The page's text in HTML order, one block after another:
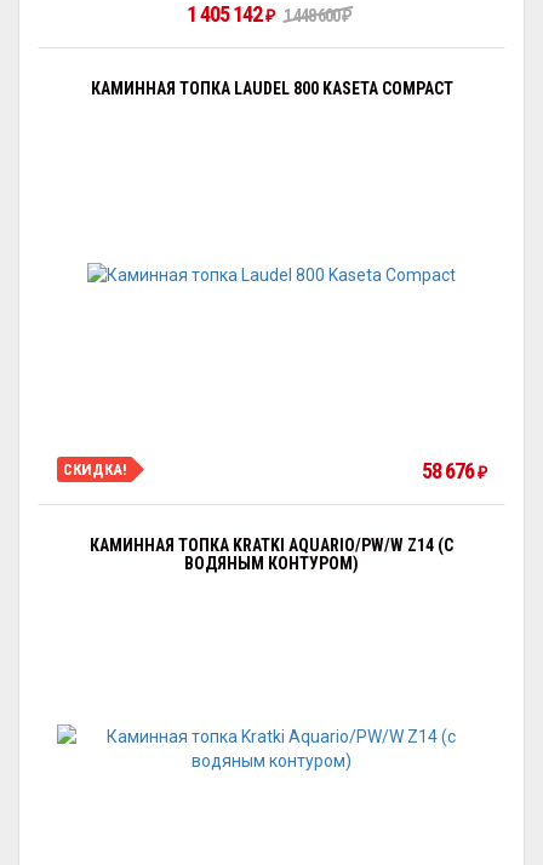
1 405 142₽ 1 448 600₽
КАМИННАЯ ТОПКА LAUDEL 800 KASETA COMPACT
СКИДКА! 58 676₽
КАМИННАЯ ТОПКА KRATKI AQUARIO/PW/W Z14 (С
ВОДЯНЫМ КОНТУРОМ)